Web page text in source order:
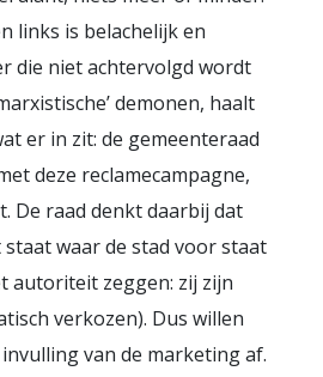
links is belachelijk en
die niet achtervolgd wordt
demonen, haalt
er in zit: de gemeenteraad
deze reclamecampagne,
De raad denkt daarbij dat
waar de stad voor staat
autoriteit zeggen: zij zijn
verkozen). Dus willen
van de marketing af.